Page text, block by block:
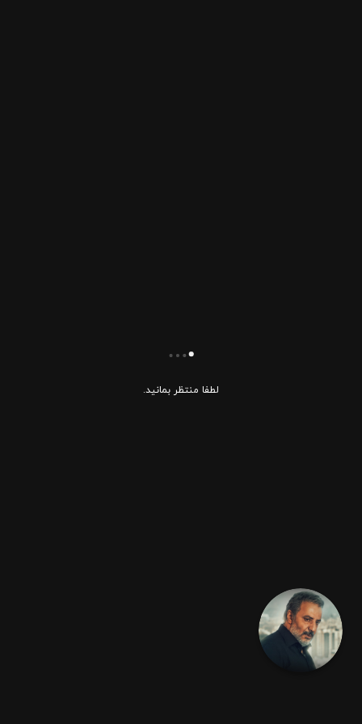
لطفا منتظر بمانید.